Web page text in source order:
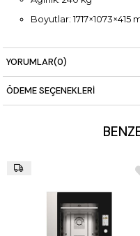
Boyutlar: 1717×1073×415
YORUMLAR(0)
ÖDEME SEÇENEKLERI